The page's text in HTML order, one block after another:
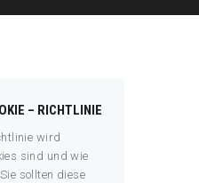
– RICHTLINIE
wird
sind und wie
sollten diese